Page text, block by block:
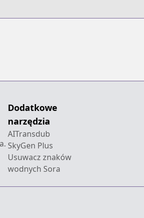
Dodatkowe
narzędzia
AITransdub
SkyGen Plus
Usuwacz znaków
wodnych Sora